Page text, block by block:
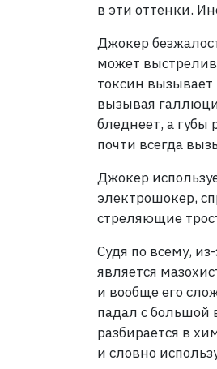
в эти оттенки.
Джокер
может
токсин
вызывая
бледнеет, а губы
почти всегда
Джокер
электрошокер,
стреляющие
Судя по всему,
является
и вообще его
падал с большой
разбирается в
и словно